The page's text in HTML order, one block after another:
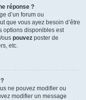
réponse ?
d’un forum ou
que vous ayez besoin d’être
options disponibles est
pouvez poster de
etc.
ne pouvez modifier ou
modifier un message